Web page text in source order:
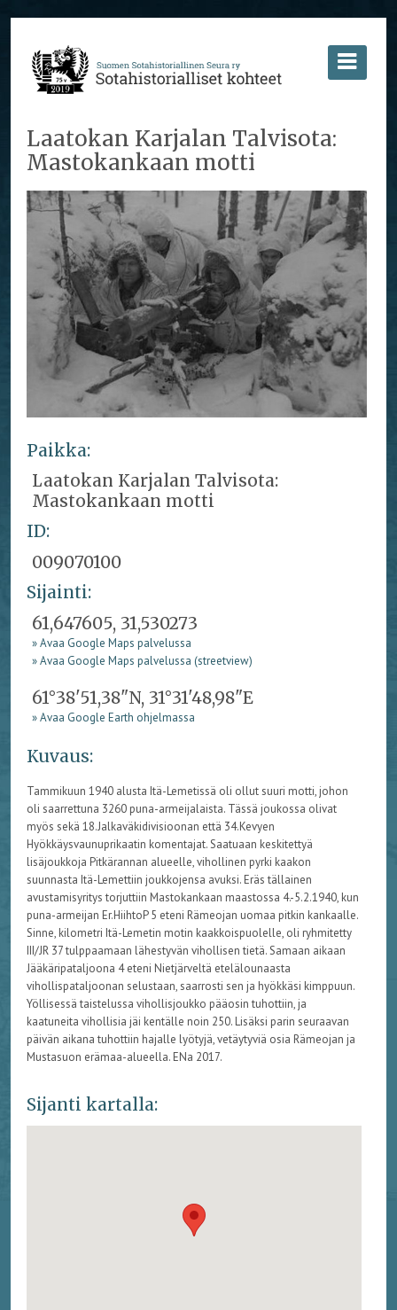
Laatokan Karjalan Talvisota:
Mastokankaan motti
Paikka:
Laatokan Karjalan Talvisota:
Mastokankaan motti
ID:
009070100
Sijainti:
61,647605, 31,530273
» Avaa Google Maps palvelussa
» Avaa Google Maps palvelussa (streetview)
61°38'51,38"N, 31°31'48,98"E
» Avaa Google Earth ohjelmassa
Kuvaus:
Tammikuun 1940 alusta Itä-Lemetissä oli ollut suuri motti, johon
oli saarrettuna 3260 puna-armeijalaista. Tässä joukossa olivat
myös sekä 18.Jalkaväkidivisioonan että 34.Kevyen
Hyökkäysvaunuprikaatin komentajat. Saatuaan keskitettyä
lisäjoukkoja Pitkärannan alueelle, vihollinen pyrki kaakon
suunnasta Itä-Lemettiin joukkojensa avuksi. Eräs tällainen
avustamisyritys torjuttiin Mastokankaan maastossa 4.-5.2.1940, kun
puna-armeijan Er.HiihtoP 5 eteni Rämeojan uomaa pitkin kankaalle.
Sinne, kilometri Itä-Lemetin motin kaakkoispuolelle, oli ryhmitetty
III/JR 37 tulppaamaan lähestyvän vihollisen tietä. Samaan aikaan
Jääkäripataljoona 4 eteni Nietjärveltä etelälounaasta
vihollispataljoonan selustaan, saarrosti sen ja hyökkäsi kimppuun.
Yöllisessä taistelussa vihollisjoukko pääosin tuhottiin, ja
kaatuneita vihollisia jäi kentälle noin 250. Lisäksi parin seuraavan
päivän aikana tuhottiin hajalle lyötyjä, vetäytyviä osia Rämeojan ja
Mustasuon erämaa-alueella. ENa 2017.
Sijanti kartalla: